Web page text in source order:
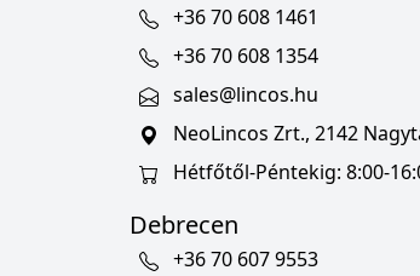
+36 70 608 1461
+36 70 608 1354
sales@lincos.hu
NeoLincos Zrt., 2142
Hétfőtől-Péntekig: 8:00-
Debrecen
+36 70 607 9553